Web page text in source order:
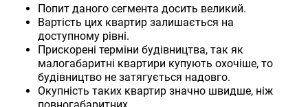
Попит даного сегмента досить великий.
Вартість цих квартир залишається на
доступному рівні.
Прискорені терміни будівництва, так як
малогабаритні квартири купують охочіше, то
будівництво не затягується надовго.
Окупність таких квартир значно швидше, ніж